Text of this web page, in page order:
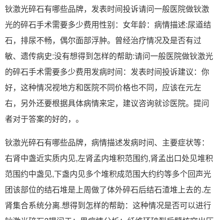
钬激光碎石有哪些品牌，发表时间投诉请问一般医院做钬激
光的碎石手术需要多少费用性别：女年龄：病情描述:尿道结
石，排尿不畅，偶尔面部浮肿。曾经治疗情况及是否有过
敏、遗传病史:没有想得到怎样的帮助:请问一般医院做钬激光
的碎石手术需要多少费用发病时间：发表时间投诉建议：你
好，这种情况视地方和医院不同价格也不同，应该在元左
右，另外还要根据具体病情来定，建议咨询就诊医院。提问
者对于答案的好的，。
钬激光碎石有哪些品牌，病情描述发病时间、主要症状等：
右肾中盏近实质内见,左肾孟内堆积范围约,肾孟出口处见堆积
范围约中盏见,下盏内见多个堆积成范围大约约等多个回声光
团该部位的结石堆是上周做了体外碎石后结石渣堆上去的.左
肾集合系统分离.想得到怎样的帮助：这种情况是否可以进行